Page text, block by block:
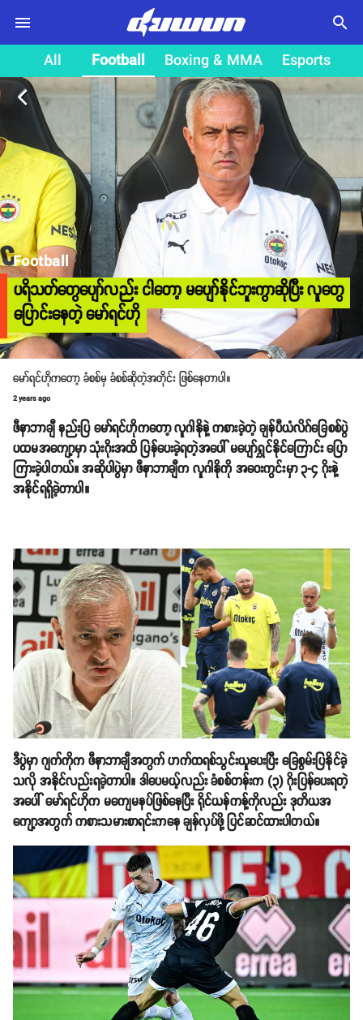
search
All Football Boxing & MMA Esports
arrow_back_ios
Football
ပရိသတ်တွေပျော်လည်း ငါတော့ မပျော်နိုင်ဘူးကွာဆိုပြီး လူတွေ
ပြောင်းနေတဲ့ မော်ရင်ဟို
မော်ရင်ဟိုကတော့ ခံစစ်မှ ခံစစ်ဆိုတဲ့အတိုင်း ဖြစ်နေတာပါ။
2 years ago
ဖီနာဘာချီ နည်းပြ မော်ရင်ဟိုကတော့ လူဂါနိုနဲ့ ကစားခဲ့တဲ့ ချန်ပီယံလိဂ်ခြေစစ်ပွဲ
ပထမအကျော့မှာ သုံးဂိုးအထိ ပြန်ပေးခဲ့ရတဲ့အပေါ် မပျော်ရွှင်နိုင်ကြောင်း ပြော
ကြားခဲ့ပါတယ်။ အဆိုပါပွဲမှာ ဖီနာဘာချီက လူဂါနိုကို အဝေးကွင်းမှာ ၃-၄ ဂိုးနဲ့
အနိုင်ရရှိခဲ့တာပါ။
ဒီပွဲမှာ ဂျက်ကိုက ဖီနာဘာချီအတွက် ဟက်ထရစ်သွင်းယူပေးပြီး ခြေစွမ်းပြနိုင်ခဲ့
သလို အနိုင်လည်း​ရခဲ့တာပါ။ ဒါပေမယ့်လည်း ခံစစ်တန်းက (၃) ဂိုးပြန်ပေးရတဲ့
အပေါ် မော်ရင်ဟိုက မကျေမနပ်ဖြစ်နေပြီး ရိုင်ယန်ကန့်ကိုလည်း ဒုတိယအ
ကျော့အတွက် ကစားသမားစာရင်းကနေ ချန်လှပ်ဖို့ ပြင်ဆင်ထားပါတယ်။